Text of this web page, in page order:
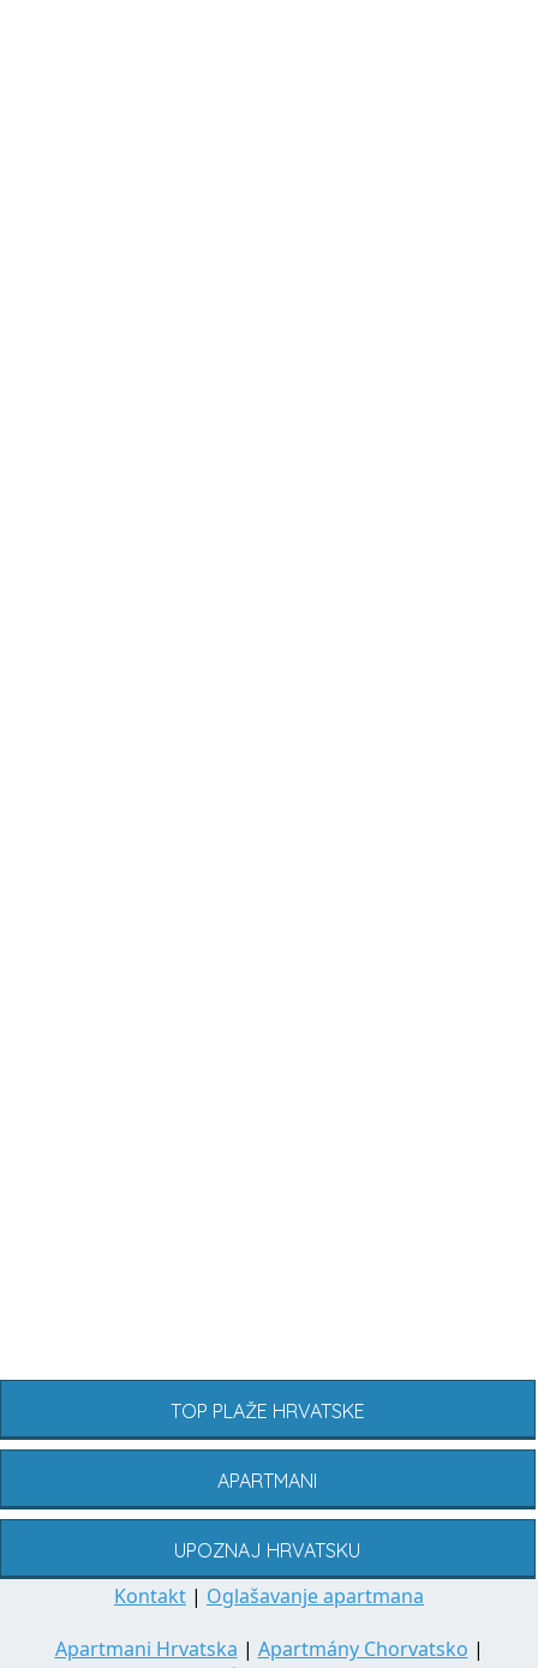
TOP PLAŽE HRVATSKE
APARTMANI
UPOZNAJ HRVATSKU
Kontakt | Oglašavanje apartmana
Apartmani Hrvatska | Apartmány Chorvatsko |